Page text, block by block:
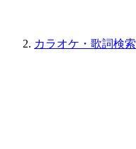
カラオケ・歌詞検索